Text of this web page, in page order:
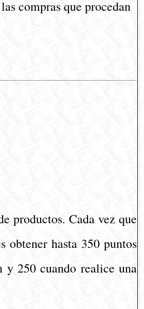
compras que procedan
productos. Cada vez que
obtener hasta 350 puntos
y 250 cuando realice una